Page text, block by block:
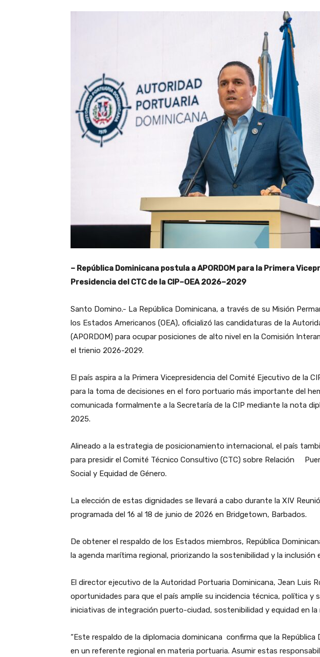
– República Dominicana postula a APORDOM para la Primera
Presidencia del CTC de la CIP–OEA 2026–2029
Santo Domino.- La República Dominicana, a través de su Misión
los Estados Americanos (OEA), oficializó las candidaturas de la
(APORDOM) para ocupar posiciones de alto nivel en la Comisión
el trienio 2026-2029.
El país aspira a la Primera Vicepresidencia del Comité Ejecutivo de la
para la toma de decisiones en el foro portuario más importante del
comunicada formalmente a la Secretaría de la CIP mediante la nota
2025.
Alineado a la estrategia de posicionamiento internacional, el país
para presidir el Comité Técnico Consultivo (CTC) sobre Relación
Social y Equidad de Género.
La elección de estas dignidades se llevará a cabo durante la XIV
programada del 16 al 18 de junio de 2026 en Bridgetown, Barbados.
De obtener el respaldo de los Estados miembros, República
la agenda marítima regional, priorizando la sostenibilidad y la inclusión
El director ejecutivo de la Autoridad Portuaria Dominicana, Jean Luis
oportunidades para que el país amplíe su incidencia técnica, política y
iniciativas de integración puerto-ciudad, sostenibilidad y equidad en la
“Este respaldo de la diplomacia dominicana confirma que la
en un referente regional en materia portuaria. Asumir estas